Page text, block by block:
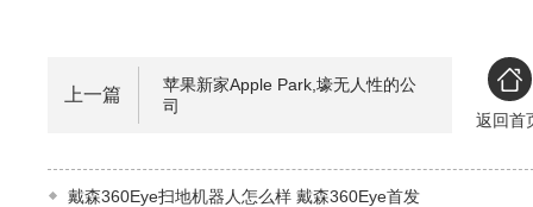
上一篇
苹果新家Apple Park,壕无人性的公
司
返回首
戴森360Eye扫地机器人怎么样 戴森360Eye首发